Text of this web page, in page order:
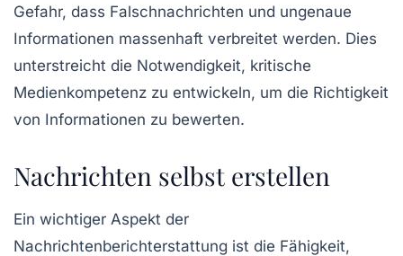
Gefahr, dass Falschnachrichten und ungenaue
Informationen massenhaft verbreitet werden. Dies
unterstreicht die Notwendigkeit, kritische
Medienkompetenz zu entwickeln, um die Richtigkeit
von Informationen zu bewerten.
Nachrichten selbst erstellen
Ein wichtiger Aspekt der
Nachrichtenberichterstattung ist die Fähigkeit,